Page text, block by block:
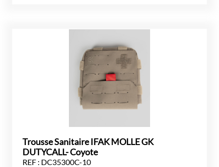
Trousse Sanitaire IFAK MOLLE GK
DUTYCALL- Coyote
REF : DC35300C-10